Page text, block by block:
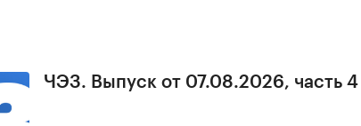
ЧЭЗ. Выпуск от 07.08.2026, часть 4